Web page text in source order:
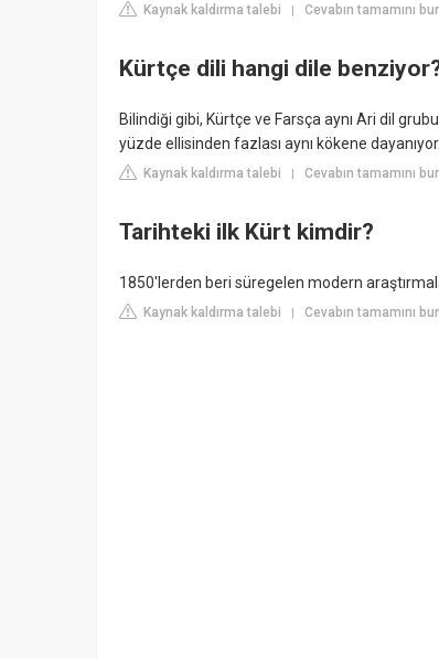
Kaynak kaldırma talebi | Cevabın tamamını
Kürtçe dili hangi dile
Bilindiği gibi, Kürtçe ve Farsça aynı Ari dil
yüzde ellisinden fazlası aynı kökene dayanıyor.
Kaynak kaldırma talebi | Cevabın tamamını
Tarihteki ilk Kürt kimdir?
1850'lerden beri süregelen modern
Kaynak kaldırma talebi | Cevabın tamamını